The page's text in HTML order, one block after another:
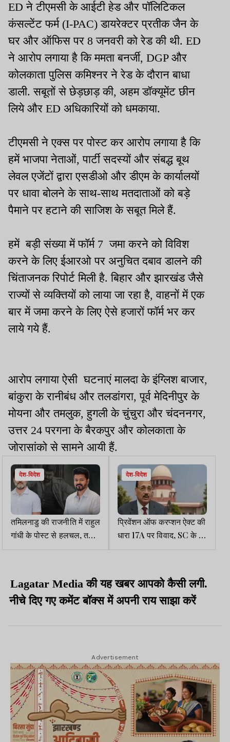
ED ने टीएमसी के आईटी हेड और पॉलिटिकल
कंसल्टेंट फर्म (I-PAC) डायरेक्टर प्रतीक जैन के
घर और ऑफिस पर 8 जनवरी को रेड की थी. ED
ने आरोप लगाया है कि ममता बनर्जी, DGP और
कोलकाता पुलिस कमिश्नर ने रेड के दौरान बाधा
डाली. सबूतों से छेड़छाड़ की, अहम डॉक्यूमेंट छीन
लिये और ED अधिकारियों को धमकाया.
टीएमसी ने एक्स पर पोस्ट कर आरोप लगाया है कि
हमें भाजपा नेताओं, पार्टी सदस्यों और संबद्ध बूथ
लेवल एजेंटों द्वारा एसडीओ और डीएम के कार्यालयों
पर धावा बोलने के साथ-साथ मतदाताओं को बड़े
पैमाने पर हटाने की साजिश के सबूत मिले हैं.
हमें बड़ी संख्या में फॉर्म 7 जमा करने को विविश
करने के लिए ईआरओ पर अनुचित दबाव डालने की
चिंताजनक रिपोर्ट मिली है. बिहार और झारखंड जैसे
राज्यों से व्यक्तियों को लाया जा रहा है, वाहनों में एक
बार में जमा करने के लिए ऐसे हजारों फॉर्म भर कर
लाये गये हैं.
आरोप लगाया ऐसी घटनाएं मालदा के इंग्लिश बाजार,
बांकुरा के रानीबंध और तलडांगरा, पूर्व मेदिनीपुर के
मोयना और तमलुक, हुगली के चुंचुरा और चंदननगर,
उत्तर 24 परगना के बैरकपुर और कोलकाता के
जोरासांको से सामने आयी हैं.
देश-विदेश
तमिलनाडु की राजनीति में राहुल
गांधी के पोस्ट से हलचल, तमिल
सुपरस्टार विजय के समर्थन में
देश-विदेश
प्रिवेंशन ऑफ करप्शन ऐक्ट की
धारा 17A पर विवाद, SC के दो
जजों की राय अलग-अलग,
Lagatar Media की यह खबर आपको कैसी लगी.
नीचे दिए गए कमेंट बॉक्स में अपनी राय साझा करें
Advertisement